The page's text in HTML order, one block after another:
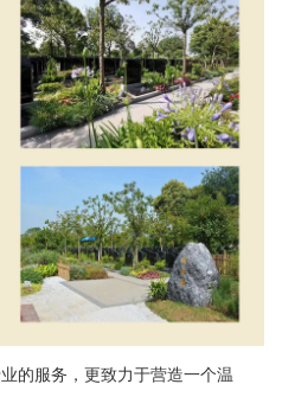
的服务，更致力于营造一个温